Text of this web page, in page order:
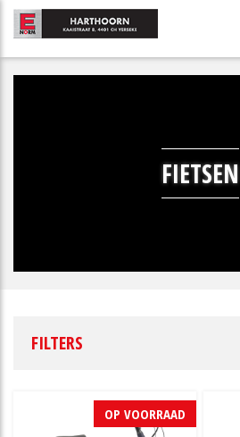
FIETSEN
FILTERS
OP VOORRAAD